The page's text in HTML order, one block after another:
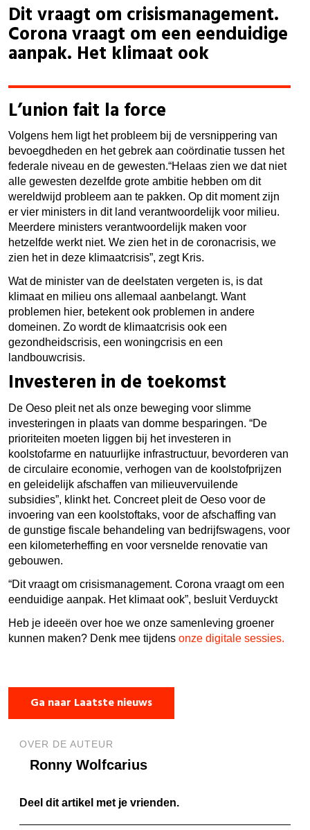
Dit vraagt om crisismanagement.
Corona vraagt om een eenduidige
aanpak. Het klimaat ook
L’union fait la force
Volgens hem ligt het probleem bij de versnippering van
bevoegdheden en het gebrek aan coördinatie tussen het
federale niveau en de gewesten.“Helaas zien we dat niet
alle gewesten dezelfde grote ambitie hebben om dit
wereldwijd probleem aan te pakken. Op dit moment zijn
er vier ministers in dit land verantwoordelijk voor milieu.
Meerdere ministers verantwoordelijk maken voor
hetzelfde werkt niet. We zien het in de coronacrisis, we
zien het in deze klimaatcrisis”, zegt Kris.
Wat de minister van de deelstaten vergeten is, is dat
klimaat en milieu ons allemaal aanbelangt. Want
problemen hier, betekent ook problemen in andere
domeinen. Zo wordt de klimaatcrisis ook een
gezondheidscrisis, een woningcrisis en een
landbouwcrisis.
Investeren in de toekomst
De Oeso pleit net als onze beweging voor slimme
investeringen in plaats van domme besparingen. “De
prioriteiten moeten liggen bij het investeren in
koolstofarme en natuurlijke infrastructuur, bevorderen van
de circulaire economie, verhogen van de koolstofprijzen
en geleidelijk afschaffen van milieuvervuilende
subsidies”, klinkt het. Concreet pleit de Oeso voor de
invoering van een koolstoftaks, voor de afschaffing van
de gunstige fiscale behandeling van bedrijfswagens, voor
een kilometerheffing en voor versnelde renovatie van
gebouwen.
“Dit vraagt om crisismanagement. Corona vraagt om een
eenduidige aanpak. Het klimaat ook”, besluit Verduyckt
Heb je ideeën over hoe we onze samenleving groener
kunnen maken? Denk mee tijdens onze digitale sessies.
Ga naar Laatste nieuws
OVER DE AUTEUR
Ronny Wolfcarius
Deel dit artikel met je vrienden.